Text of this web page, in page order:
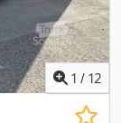
1 / 12